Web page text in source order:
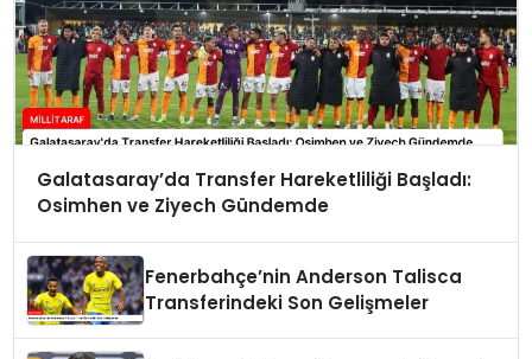
Galatasaray’da Transfer Hareketliliği Başladı:
Osimhen ve Ziyech Gündemde
Fenerbahçe’nin Anderson Talisca
Transferindeki Son Gelişmeler